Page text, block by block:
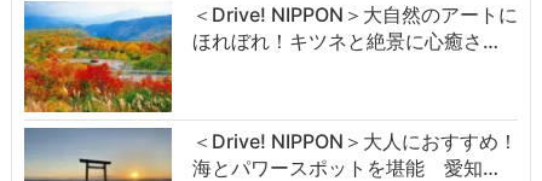
＜Drive! NIPPON＞大自然のアートに
ほれぼれ！キツネと絶景に心癒さ…
＜Drive! NIPPON＞大人におすすめ！
海とパワースポットを堪能 愛知…